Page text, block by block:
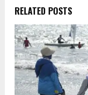
RELATED POSTS